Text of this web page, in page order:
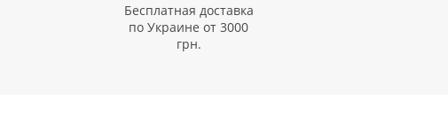
Бесплатная доставка
по Украине от 3000
грн.